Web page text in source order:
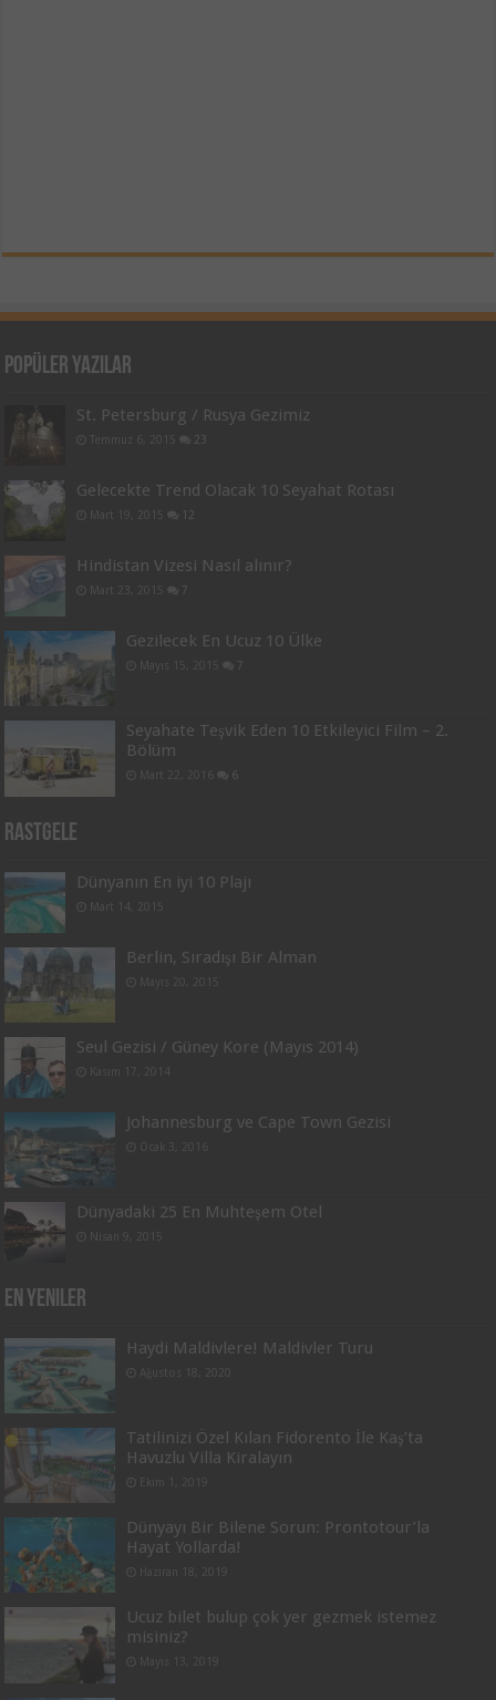
Popüler Yazılar
St. Petersburg / Rusya Gezimiz
Temmuz 6, 2015 23
Gelecekte Trend Olacak 10 Seyahat Rotası
12
Hindistan Vizesi Nasıl alınır?
7
Gezilecek En Ucuz 10 Ülke
7
Seyahate Teşvik Eden 10 Etkileyici Film – 2.
Bölüm
6
Rastgele
Dünyanın En iyi 10 Plajı
Mart 14, 2015
Berlin, Sıradışı Bir Alman
Seul Gezisi / Güney Kore (Mayıs 2014)
Kasım 17, 2014
Johannesburg ve Cape Town Gezisi
Dünyadaki 25 En Muhteşem Otel
En Yeniler
Haydi Maldivlere! Maldivler Turu
Tatilinizi Özel Kılan Fidorento İle Kaş’ta
Havuzlu Villa Kiralayın
Ekim 1, 2019
Dünyayı Bir Bilene Sorun: Prontotour’la
Hayat Yollarda!
Ucuz bilet bulup çok yer gezmek istemez
misiniz?